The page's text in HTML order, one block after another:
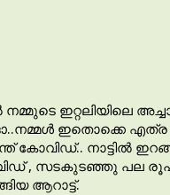
ഇറ്റലിയിലെ
ഇതൊക്കെ എത്ര
കോവിഡ്.. നാട്ടിൽ
, സടകുടഞ്ഞു പല
ആറാട്ട്.